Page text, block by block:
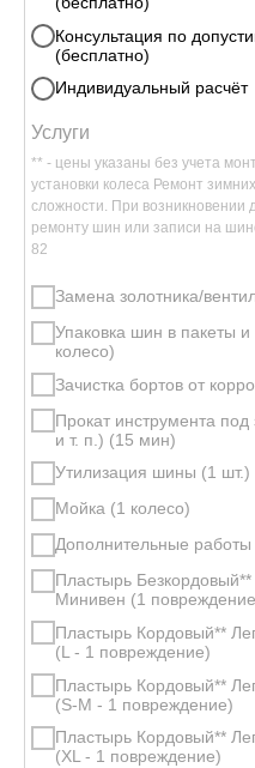
Консультация по
(бесплатно)
Индивидуальный расчёт
Услуги
** - цены указаны без учета
установки колеса Ремонт
сложности. При возникновении
ремонту шин или записи на
82
Замена золотника/
Упаковка шин в пакеты и
колесо)
Зачистка бортов от
Прокат инструмента под
и т. п.) (15 мин)
Утилизация шины (1 шт.)
Мойка (1 колесо)
Дополнительные
Пластырь
Минивен (1
Пластырь Кордовый**
(L - 1 повреждение)
Пластырь Кордовый**
(S-M - 1 повреждение)
Пластырь Кордовый**
(XL - 1 повреждение)